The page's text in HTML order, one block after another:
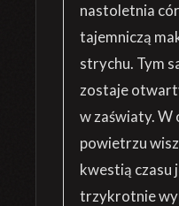
nastoletnia
tajemniczą
strychu. Tym
zostaje
w zaświaty. W
powietrzu
kwestią czasu
trzykrotnie